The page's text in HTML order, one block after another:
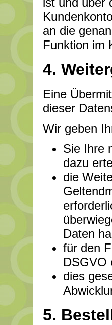
an die
Funktion im
4.
Eine
dieser
Wir geben
Sie Ihre
dazu
die
Daten
für den
DSGVO
dies
5.